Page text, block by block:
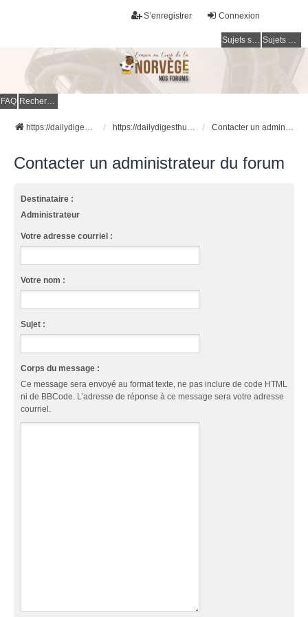
Connexion
S’enregistrer
Sujets sans réponse Sujets actifs
FAQ Rechercher
https://dailydigesthub.com https://dailydigesthub.com Contacter un administrateur du forum
Contacter un administrateur du forum
Destinataire :
Administrateur
Votre adresse courriel :
Votre nom :
Sujet :
Corps du message :
Ce message sera envoyé au format texte, ne pas inclure de code HTML
ni de BBCode. L’adresse de réponse à ce message sera votre adresse
courriel.